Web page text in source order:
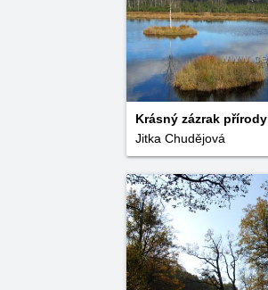
Krásný zázrak přírody
Jitka Chudějová